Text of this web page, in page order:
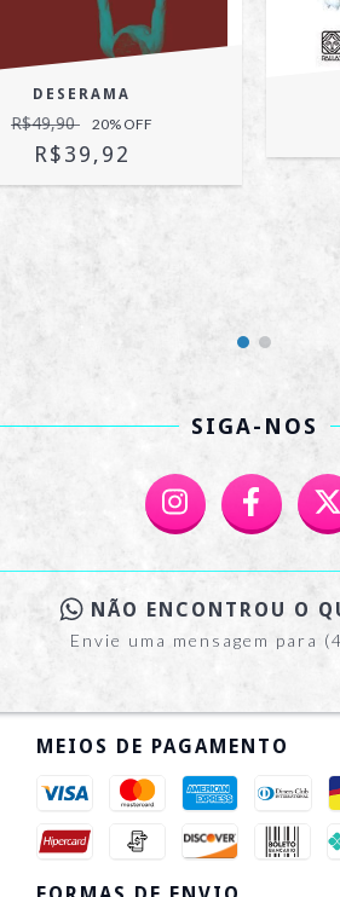
DESERAMA
R$49,90 20% OFF
R$39,92
SIGA-NOS
NÃO ENCONTROU O
Envie uma mensagem para
MEIOS DE PAGAMENTO